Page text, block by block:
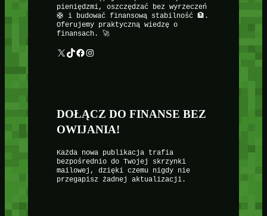
pieniędzmi, oszczędzać bez wyrzeczeń
🛟 i budować finansową stabilność 🏦.
Oferujemy praktyczną wiedzę o
finansach. 🚀
X TikTok Facebook Instagram
DOŁĄCZ DO FINANSE BEZ
OWIJANIA!
Każda nowa publikacja trafia
bezpośrednio do Twojej skrzynki
mailowej, dzięki czemu nigdy nie
przegapisz żadnej aktualizacji.